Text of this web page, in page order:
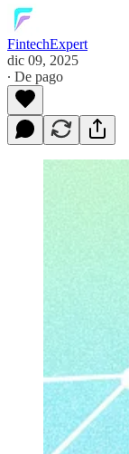
FintechExpert
dic 09, 2025
∙ De pago